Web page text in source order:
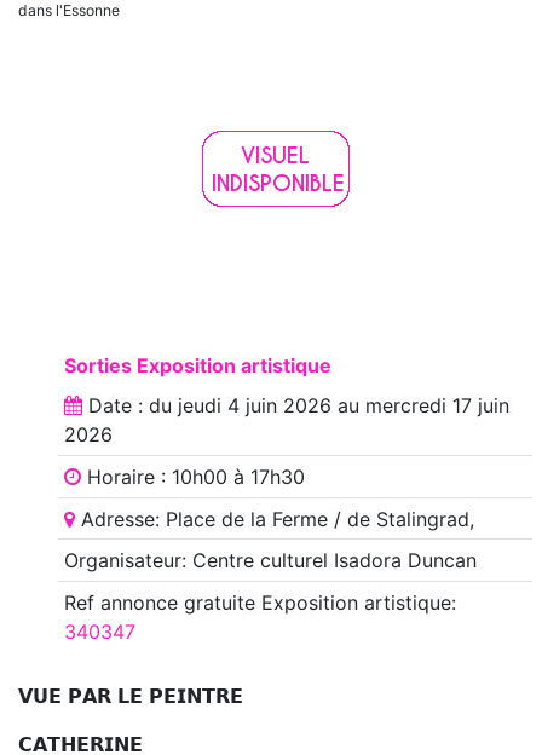
dans l'Essonne
Sorties Exposition artistique
Date : du jeudi 4 juin 2026 au mercredi 17 juin
2026
Horaire : 10h00 à 17h30
Adresse: Place de la Ferme / de Stalingrad,
Organisateur: Centre culturel Isadora Duncan
Ref annoncegratuite Exposition artistique:
340347
𝗩𝗨𝗘 𝗣𝗔𝗥 𝗟𝗘 𝗣𝗘𝗜𝗡𝗧𝗥𝗘
𝗖𝗔𝗧𝗛𝗘𝗥𝗜𝗡𝗘